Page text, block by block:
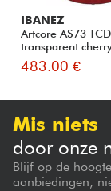
IBANEZ
Artcore AS73
transparent
483.00 €
Mis niets
door onze
Blijf op de
aanbiedingen,